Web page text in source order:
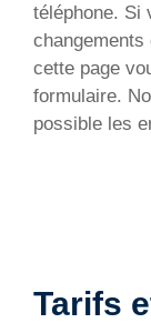
téléphone. Si
cette page
formulaire.
possible les
Tarifs